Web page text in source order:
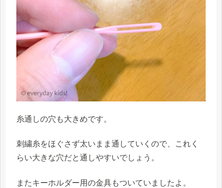
糸通しの穴も大きめです。
刺繍糸をほぐさず太いまま通していくので、これく
らい大きな穴だと通しやすいでしょう。
またキーホルダー用の金具もついていましたよ。